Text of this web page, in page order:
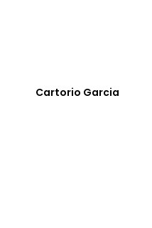
Cartorio Garcia